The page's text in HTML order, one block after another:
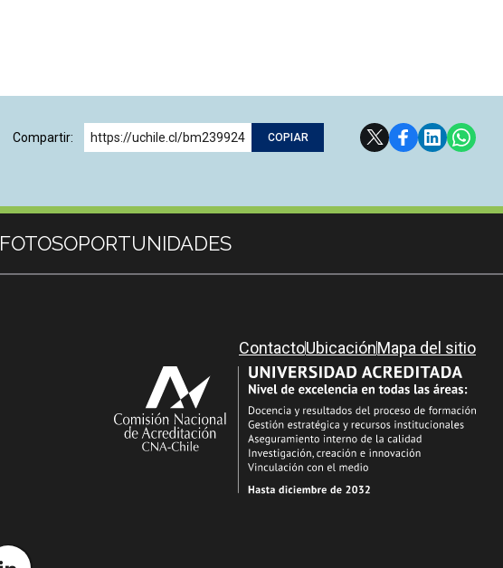
Compartir: https://uchile.cl/bm239924 COPIAR
FOTOSOPORTUNIDADES
ContactoUbicaciónMapa del sitio